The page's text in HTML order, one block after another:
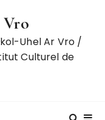
Uhel Ar Vro /
Culturel de